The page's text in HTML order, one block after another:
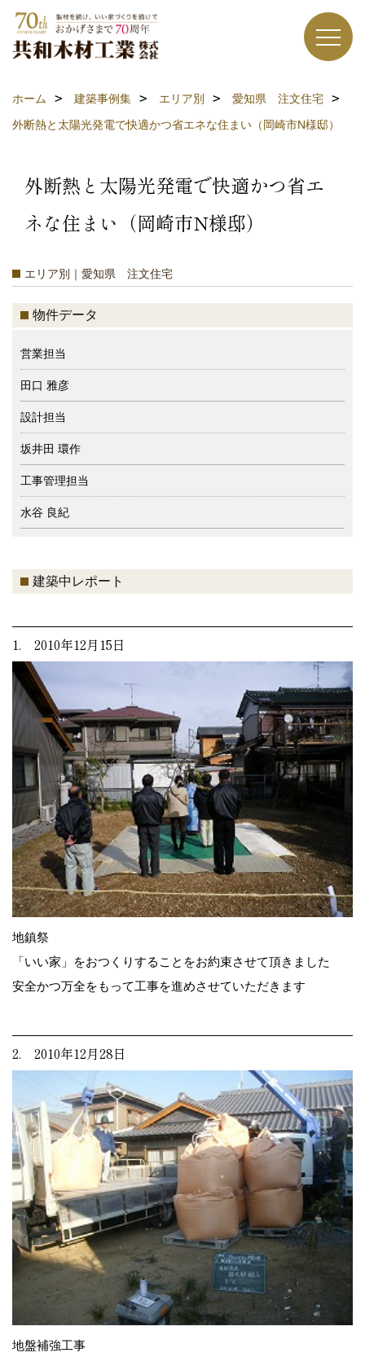
ホーム 建築事例集 エリア別
愛知県 注文住宅
外断熱と太陽光発電で快適かつ省エネな住まい（岡崎市N様邸）
外断熱と太陽光発電で快適かつ省エ
ネな住まい（岡崎市N様邸）
エリア別｜愛知県 注文住宅
物件データ
営業担当
田口 雅彦
設計担当
坂井田 環作
工事管理担当
水谷 良紀
建築中レポート
1. 2010年12月15日
地鎮祭
「いい家」をおつくりすることをお約束させて頂きました
安全かつ万全をもって工事を進めさせていただきます
2. 2010年12月28日
地盤補強工事